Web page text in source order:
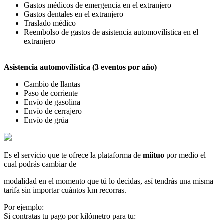
Gastos médicos de emergencia en el extranjero
Gastos dentales en el extranjero
Traslado médico
Reembolso de gastos de asistencia automovilística en el
extranjero
Asistencia automovilística (3 eventos por año)
Cambio de llantas
Paso de corriente
Envío de gasolina
Envío de cerrajero
Envío de grúa
Es el servicio que te ofrece la plataforma de miituo por medio el
cual podrás cambiar de
modalidad en el momento que tú lo decidas, así tendrás una misma
tarifa sin importar cuántos km recorras.
Por ejemplo:
Si contratas tu pago por kilómetro para tu: